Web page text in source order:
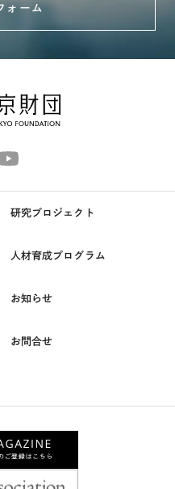
ォーム
研究プロジェクト
人材育成プログラム
お知らせ
お問合せ